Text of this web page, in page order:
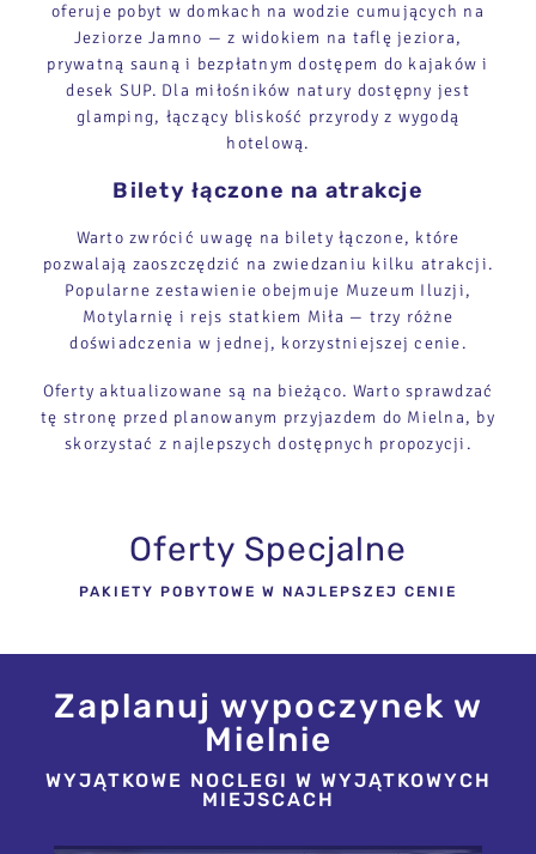
STRONA GŁÓWNA
ATRAKCJE DLA DZIECI
ATRAKCJE DLA AKTYWNYCH
oferuje pobyt w domkach na wodzie cumujących na
Jeziorze Jamno — z widokiem na taflę jeziora,
prywatną sauną i bezpłatnym dostępem do kajaków i
desek SUP. Dla miłośników natury dostępny jest
glamping, łączący bliskość przyrody z wygodą
hotelową.
Bilety łączone na atrakcje
Warto zwrócić uwagę na bilety łączone, które
pozwalają zaoszczędzić na zwiedzaniu kilku atrakcji.
Popularne zestawienie obejmuje Muzeum Iluzji,
Motylarnię i rejs statkiem Miła — trzy różne
doświadczenia w jednej, korzystniejszej cenie.
Oferty aktualizowane są na bieżąco. Warto sprawdzać
tę stronę przed planowanym przyjazdem do Mielna, by
skorzystać z najlepszych dostępnych propozycji.
Oferty Specjalne
PAKIETY POBYTOWE W NAJLEPSZEJ CENIE
Zaplanuj wypoczynek w
Mielnie
WYJĄTKOWE NOCLEGI W WYJĄTKOWYCH
MIEJSCACH